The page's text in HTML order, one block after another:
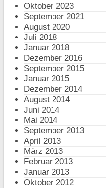
Oktober 2023
September 2021
August 2020
Juli 2018
Januar 2018
Dezember 2016
September 2015
Januar 2015
Dezember 2014
August 2014
Juni 2014
Mai 2014
September 2013
April 2013
März 2013
Februar 2013
Januar 2013
Oktober 2012